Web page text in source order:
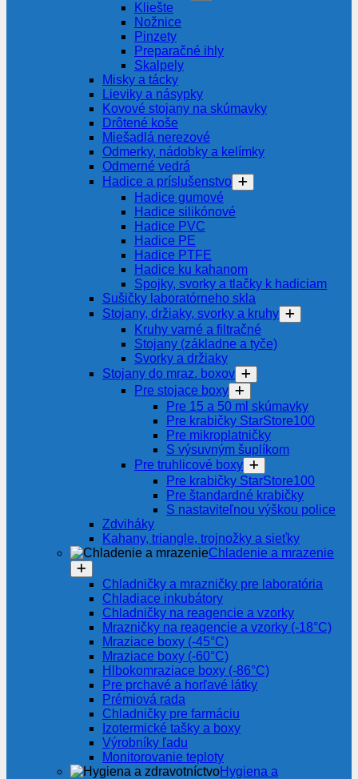
Kliešte
Nožnice
Pinzety
Preparačné ihly
Skalpely
Misky a tácky
Lieviky a násypky
Kovové stojany na skúmavky
Drôtené koše
Miešadlá nerezové
Odmerky, nádobky a kelímky
Odmerné vedrá
Hadice a príslušenstvo
Hadice gumové
Hadice silikónové
Hadice PVC
Hadice PE
Hadice PTFE
Hadice ku kahanom
Spojky, svorky a tlačky k hadiciam
Sušičky laboratórneho skla
Stojany, držiaky, svorky a kruhy
Kruhy varné a filtračné
Stojany (základne a tyče)
Svorky a držiaky
Stojany do mraz. boxov
Pre stojace boxy
Pre 15 a 50 ml skúmavky
Pre krabičky StarStore100
Pre mikroplatničky
S výsuvným šuplíkom
Pre truhlicové boxy
Pre krabičky StarStore100
Pre štandardné krabičky
S nastaviteľnou výškou police
Zdviháky
Kahany, triangle, trojnožky a sieťky
Chladenie a mrazenie
Chladničky a mrazničky pre laboratória
Chladiace inkubátory
Chladničky na reagencie a vzorky
Mrazničky na reagencie a vzorky (-18°C)
Mraziace boxy (-45°C)
Mraziace boxy (-60°C)
Hlbokomraziace boxy (-86°C)
Pre prchavé a horľavé látky
Prémiová rada
Chladničky pre farmáciu
Izotermické tašky a boxy
Výrobníky ľadu
Monitorovanie teploty
Hygiena a